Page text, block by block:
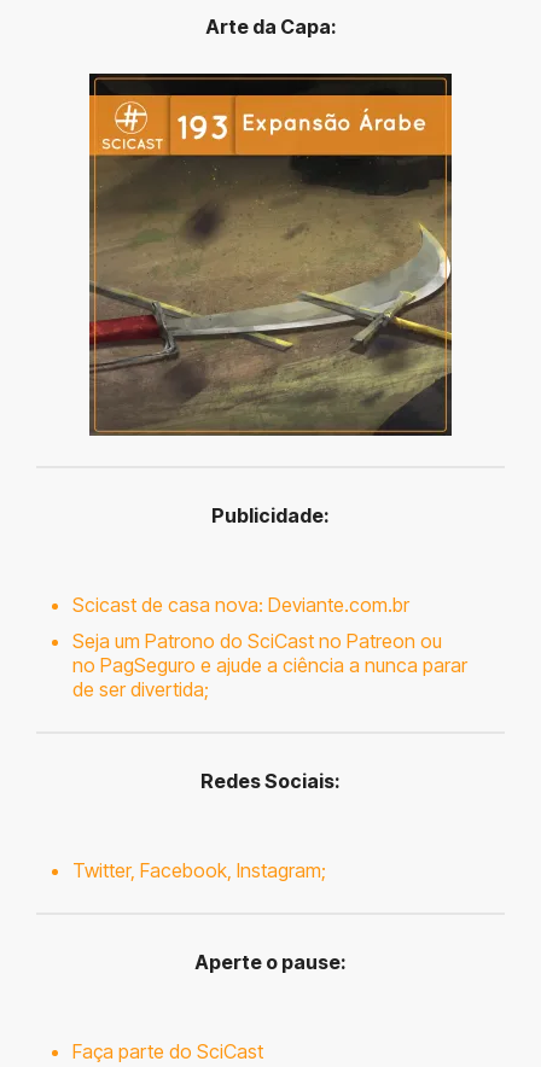
Arte da Capa:
Publicidade:
Scicast de casa nova: Deviante.com.br
Seja um Patrono do SciCast no Patreon ou
no PagSeguro e ajude a ciência a nunca parar
de ser divertida;
Redes Sociais:
Twitter, Facebook Instagram;
Aperte o pause:
Faça parte do SciCast